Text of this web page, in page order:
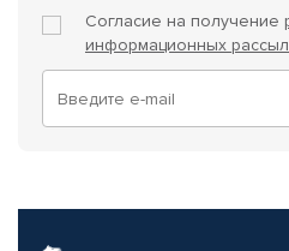
Согласие на получение
информационных